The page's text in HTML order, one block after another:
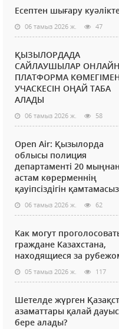
Есептен шығару
06 тамыз 2026 ж. 47
ҚЫЗЫЛОРДАДА
САЙЛАУШЫЛАР ОНЛАЙН
ПЛАТФОРМА
УЧАСКЕСІН ОҢАЙ ТАБА
АЛАДЫ
06 тамыз 2026 ж. 58
Open Air: Қызылорда
облысы полиция
департаменті 20 мыңнан
астам көрерменнің
қауіпсіздігін қамтамасыз
06 тамыз 2026 ж. 62
Как могут
граждане Казахстана,
находящиеся за
05 тамыз 2026 ж. 117
Шетелде жүрген
азаматтары қалай дауыс
бере алады?